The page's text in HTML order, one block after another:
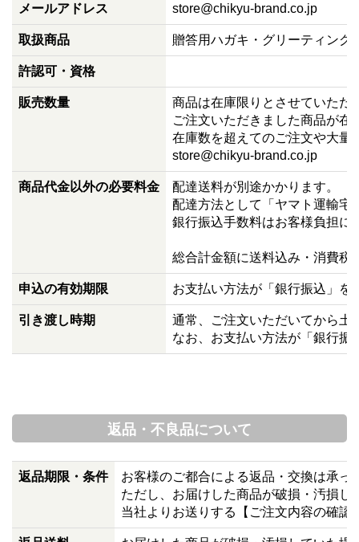
メールアドレス store@chikyu-brand.co.jp
取扱商品 贈答用ハガキ・グリーティング
許認可・資格
販売数量
商品は在庫限りとさせていただ
ご注文いただきました商品が
在庫数を超えてのご注文や大量
store@chikyu-brand.co.jp
商品代金以外の必要料金
配達送料が別途かかります。
配達方法として「ヤマト運輸宅
銀行振込手数料はお客様負担に
総合計金額に送料込み・消費税
申込の有効期限 お支払い方法が「銀行振込」を
引き渡し時期
通常、ご注文いただいてから土
なお、お支払い方法が「銀行振
返品・不良品について
返品期限・条件
お客様のご都合による返品・交換は承っ
ただし、お届けした商品が破損・汚損
当社よりお送りする【ご注文内容の確